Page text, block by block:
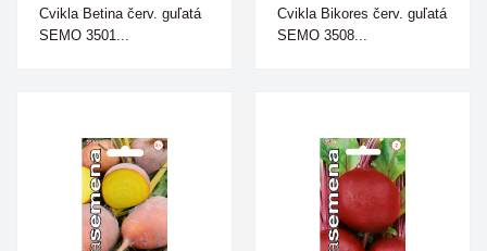
Cvikla Betina červ. guľatá
SEMO 3501...
Cvikla Bikores červ. guľatá
SEMO 3508...